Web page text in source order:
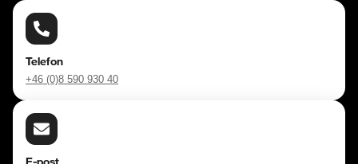
Telefon
+46 (0)8 590 930 40
E-post